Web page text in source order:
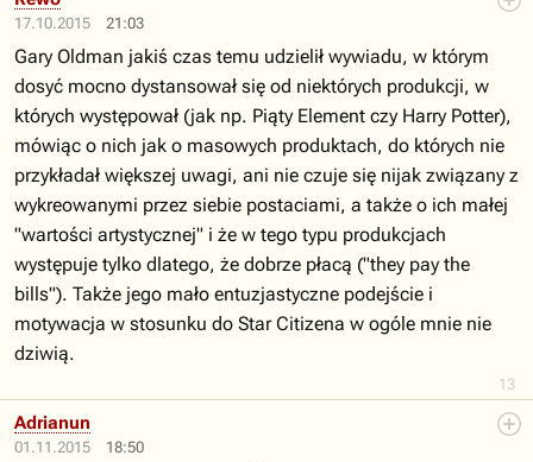
17.10.2015 21:03
13
Gary Oldman jakiś czas temu udzielił wywiadu, w którym
dosyć mocno dystansował się od niektórych produkcji, w
których występował (jak np. Piąty Element czy Harry Potter),
mówiąc o nich jak o masowych produktach, do których nie
przykładał większej uwagi, ani nie czuje się nijak związany z
wykreowanymi przez siebie postaciami, a także o ich małej
"wartości artystycznej" i że w tego typu produkcjach
występuje tylko dlatego, że dobrze płacą ("they pay the
bills"). Także jego mało entuzjastyczne podejście i
motywacja w stosunku do Star Citizena w ogóle mnie nie
dziwią.
01.11.2015 18:50
Adrianun